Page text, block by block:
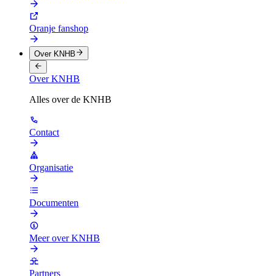
Oranje fanshop
Over KNHB
Over KNHB
Alles over de KNHB
Contact
Organisatie
Documenten
Meer over KNHB
Partners